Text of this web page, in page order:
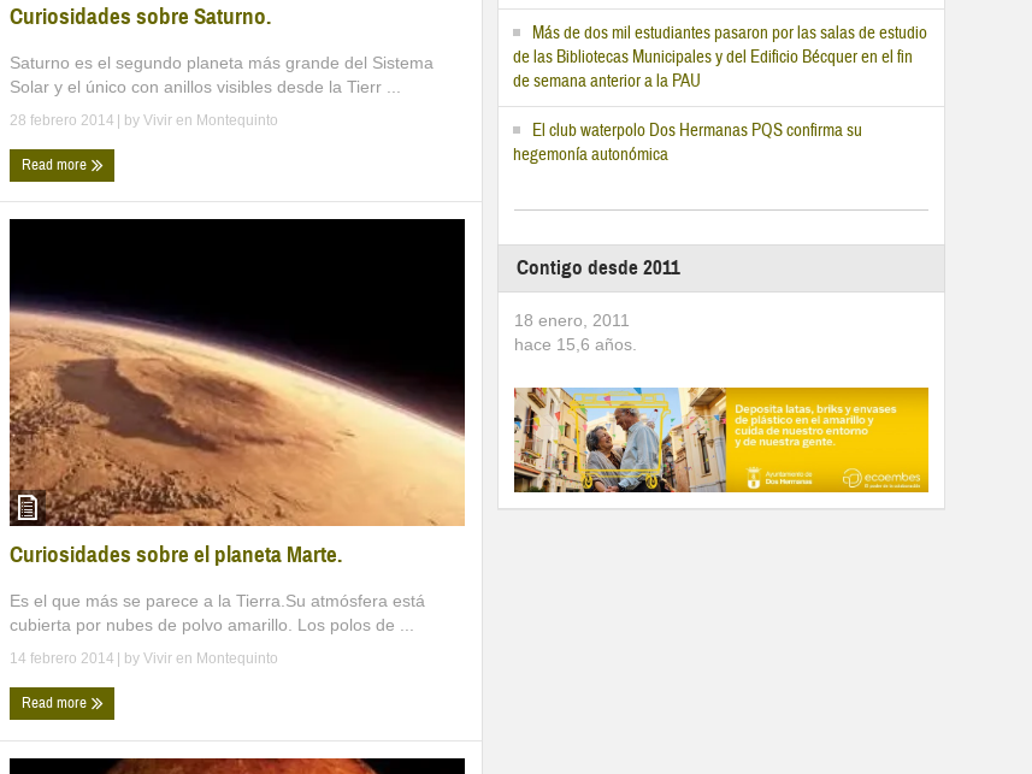
Curiosidades sobre Saturno.
Saturno es el segundo planeta más grande del Sistema
Solar y el único con anillos visibles desde la Tierr ...
28 febrero 2014 | by Vivir en Montequinto
Read more
Curiosidades sobre el planeta Marte.
Es el que más se parece a la Tierra.Su atmósfera está
cubierta por nubes de polvo amarillo. Los polos de ...
14 febrero 2014 | by Vivir en Montequinto
Read more
Más de dos mil estudiantes pasaron por las salas de estudio
de las Bibliotecas Municipales y del Edificio Bécquer en el fin
de semana anterior a la PAU
El club waterpolo Dos Hermanas PQS confirma su
hegemonía autonómica
Contigo desde 2011
18 enero, 2011
hace 15,6 años.